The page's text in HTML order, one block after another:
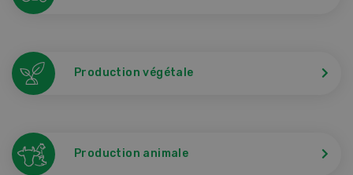
Production végétale
Production animale